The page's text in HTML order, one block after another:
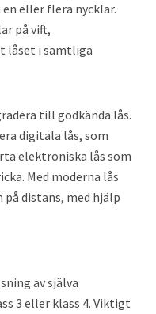
eller flera nycklar.
på vift,
låset i samtliga
till godkända lås.
digitala lås, som
elektroniska lås som
Med moderna lås
på distans, med hjälp
av själva
3 eller klass 4. Viktigt